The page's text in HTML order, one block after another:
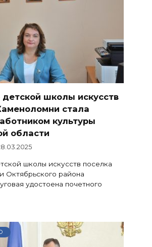
школы искусств
стала
культуры
области
школы искусств поселка
Октябрьского района
удостоена почетного